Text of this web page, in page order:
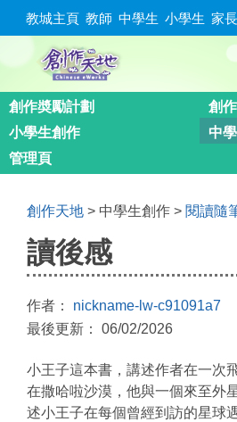
教城主頁 教師 中學生 小學生 家長
創作奬勵計劃
創
小學生創作
中
管理頁
創作天地 > 中學生創作 > 閱讀隨
讀後感
作者： nickname-lw-c91091a7
最後更新： 06/02/2026
小王子這本書，講述作者在一次
在撒哈啦沙漠，他與一個來至外
述小王子在每個曾經到訪的星球